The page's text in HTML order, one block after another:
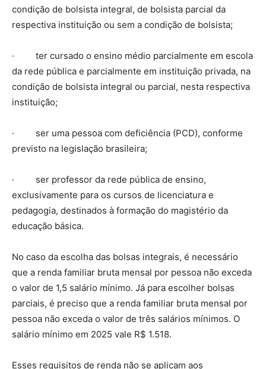
condição de bolsista integral, de bolsista parcial da
respectiva instituição ou sem a condição de bolsista;
· ter cursado o ensino médio parcialmente em escola
da rede pública e parcialmente em instituição privada, na
condição de bolsista integral ou parcial, nesta respectiva
instituição;
· ser uma pessoa com deficiência (PCD), conforme
previsto na legislação brasileira;
· ser professor da rede pública de ensino,
exclusivamente para os cursos de licenciatura e
pedagogia, destinados à formação do magistério da
educação básica.
No caso da escolha das bolsas integrais, é necessário
que a renda familiar bruta mensal por pessoa não exceda
o valor de 1,5 salário mínimo. Já para escolher bolsas
parciais, é preciso que a renda familiar bruta mensal por
pessoa não exceda o valor de três salários mínimos. O
salário mínimo em 2025 vale R$ 1.518.
Esses requisitos de renda não se aplicam aos